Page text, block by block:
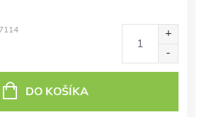
DO KOŠÍKA